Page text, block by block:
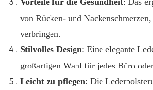
von Rücken- und
verbringen.
Stilvolles Design: Eine elegante
großartigen Wahl für jedes Büro
Leicht zu pflegen: Die